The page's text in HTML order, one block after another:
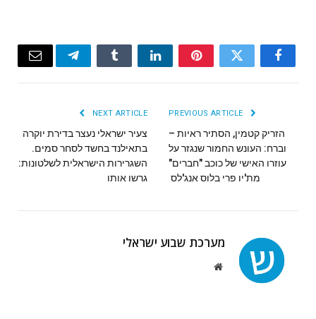
Facebook
Twitter
Pinterest
LinkedIn
Tumblr
Telegram
Email
הזריק קטמין, הסתיר ראיות –
וברח: העונש החמור שנגזר על
עוזרו האישי של כוכב "חברים"
מת'יו פרי בלוס אנג'לס
NEXT ARTICLE
צעיר ישראלי נעצר בדירת יוקרה
בתאילנד בחשד לסחר סמים.
השגרירות הישראלית לשלטונות:
גרשו אותו
מערכת שבוע ישראלי
Website